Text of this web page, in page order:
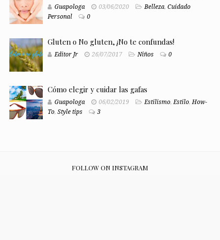
Guapologa 03/06/2020 Belleza, Cuidado
Personal
0
Gluten o No gluten, ¡No te confundas!
Editor Jr 26/07/2017 Niños 0
Cómo elegir y cuidar las gafas
Guapologa 06/02/2019 Estilismo,Estilo,How-
To, Style tips 3
FOLLOW ON INSTAGRAM